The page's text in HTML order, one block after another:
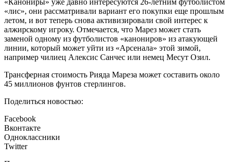
«Канониры» уже давно интересуются 26-летним футболистом
«лис», они рассматривали вариант его покупки еще прошлым
летом, и вот теперь снова активизировали свой интерес к
алжирскому игроку. Отмечается, что Марез может стать
заменой одному из футболистов «канониров» из атакующей
линии, который может уйти из «Арсенала» этой зимой,
например чилиец Алексис Санчес или немец Месут Озил.
Трансферная стоимость Рияда Мареза может составить около
45 миллионов фунтов стерлингов.
Поделиться новостью:
Facebook
Вконтакте
Одноклассники
Twitter